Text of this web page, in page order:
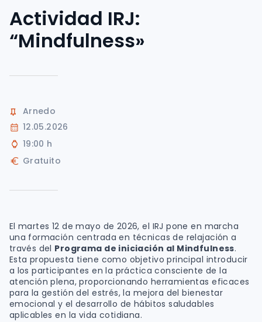
Actividad IRJ:
“Mindfulness»
Arnedo
12.05.2026
19:00 h
Gratuito
El martes 12 de mayo de 2026, el IRJ pone en marcha
una formación centrada en técnicas de relajación a
través del Programa de iniciación al Mindfulness.
Esta propuesta tiene como objetivo principal introducir
a los participantes en la práctica consciente de la
atención plena, proporcionando herramientas eficaces
para la gestión del estrés, la mejora del bienestar
emocional y el desarrollo de hábitos saludables
aplicables en la vida cotidiana.